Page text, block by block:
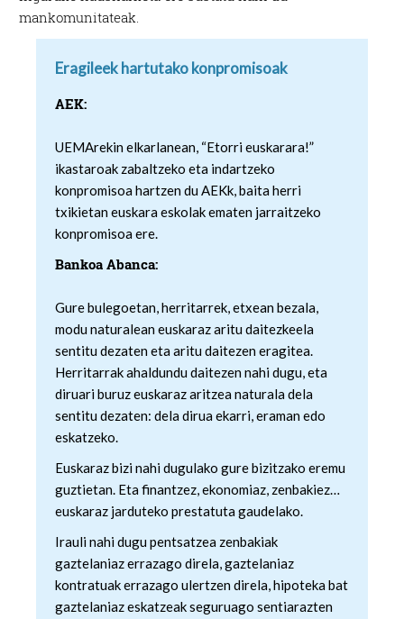
mankomunitateak.
Eragileek hartutako konpromisoak
AEK:
UEMArekin elkarlanean, “Etorri euskarara!”
ikastaroak zabaltzeko eta indartzeko
konpromisoa hartzen du AEKk, baita herri
txikietan euskara eskolak ematen jarraitzeko
konpromisoa ere.
Bankoa Abanca:
Gure bulegoetan, herritarrek, etxean bezala,
modu naturalean euskaraz aritu daitezkeela
sentitu dezaten eta aritu daitezen eragitea.
Herritarrak ahaldundu daitezen nahi dugu, eta
diruari buruz euskaraz aritzea naturala dela
sentitu dezaten: dela dirua ekarri, eraman edo
eskatzeko.
Euskaraz bizi nahi dugulako gure bizitzako eremu
guztietan. Eta finantzez, ekonomiaz, zenbakiez…
euskaraz jarduteko prestatuta gaudelako.
Irauli nahi dugu pentsatzea zenbakiak
gaztelaniaz errazago direla, gaztelaniaz
kontratuak errazago ulertzen direla, hipoteka bat
gaztelaniaz eskatzeak seguruago sentiarazten